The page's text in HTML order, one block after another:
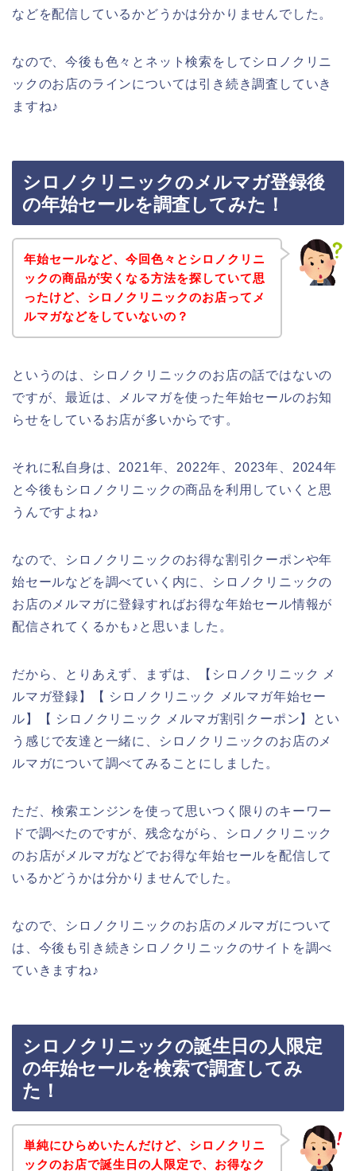
などを配信しているかどうかは分かりませんでした。
なので、今後も色々とネット検索をしてシロノクリニ
ックのお店のラインについては引き続き調査していき
ますね♪
シロノクリニックのメルマガ登録後
の年始セールを調査してみた！
年始セールなど、今回色々とシロノクリニ
ックの商品が安くなる方法を探していて思
ったけど、シロノクリニックのお店ってメ
ルマガなどをしていないの？
というのは、シロノクリニックのお店の話ではないの
ですが、最近は、メルマガを使った年始セールのお知
らせをしているお店が多いからです。
それに私自身は、2021年、2022年、2023年、2024年
と今後もシロノクリニックの商品を利用していくと思
うんですよね♪
なので、シロノクリニックのお得な割引クーポンや年
始セールなどを調べていく内に、シロノクリニックの
お店のメルマガに登録すればお得な年始セール情報が
配信されてくるかも♪と思いました。
だから、とりあえず、まずは、【シロノクリニック メ
ルマガ登録】【 シロノクリニック メルマガ年始セー
ル】【 シロノクリニック メルマガ割引クーポン】とい
う感じで友達と一緒に、シロノクリニックのお店のメ
ルマガについて調べてみることにしました。
ただ、検索エンジンを使って思いつく限りのキーワー
ドで調べたのですが、残念ながら、シロノクリニック
のお店がメルマガなどでお得な年始セールを配信して
いるかどうかは分かりませんでした。
なので、シロノクリニックのお店のメルマガについて
は、今後も引き続きシロノクリニックのサイトを調べ
ていきますね♪
シロノクリニックの誕生日の人限定
の年始セールを検索で調査してみ
た！
単純にひらめいたんだけど、シロノクリニ
ックのお店で誕生日の人限定で、お得なク